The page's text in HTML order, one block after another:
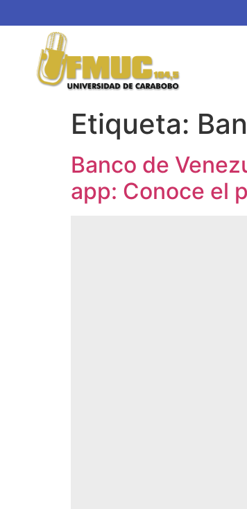
Etiqueta:
Banco de
app: Conoce el